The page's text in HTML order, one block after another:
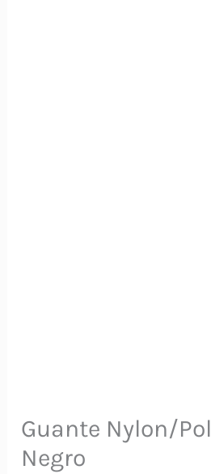
Guante Nylon/
Negro